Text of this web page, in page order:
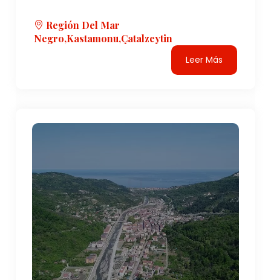
Región Del Mar
Negro,Kastamonu,Çatalzeytin
Leer Más